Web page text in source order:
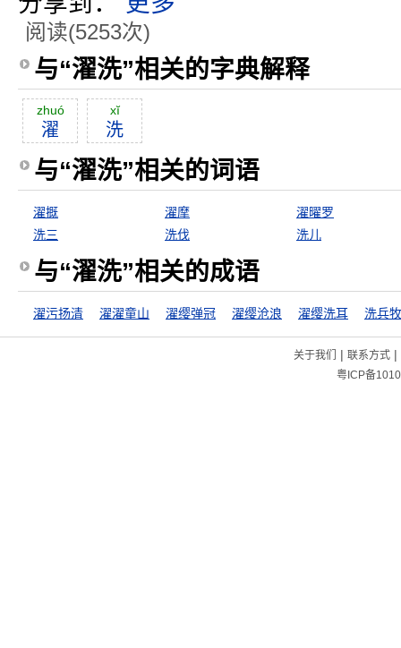
阅读(5253次)
与“濯洗”相关的字典解释
zhuó
濯
xĭ
洗
与“濯洗”相关的词语
濯摡 濯摩
濯曜罗
洗三
洗伐 洗儿
与“濯洗”相关的成语
濯污扬清 濯濯童山 濯缨弹冠 濯缨沧浪 濯缨洗耳 洗兵
关于我们 | 联系方式|
粤ICP备